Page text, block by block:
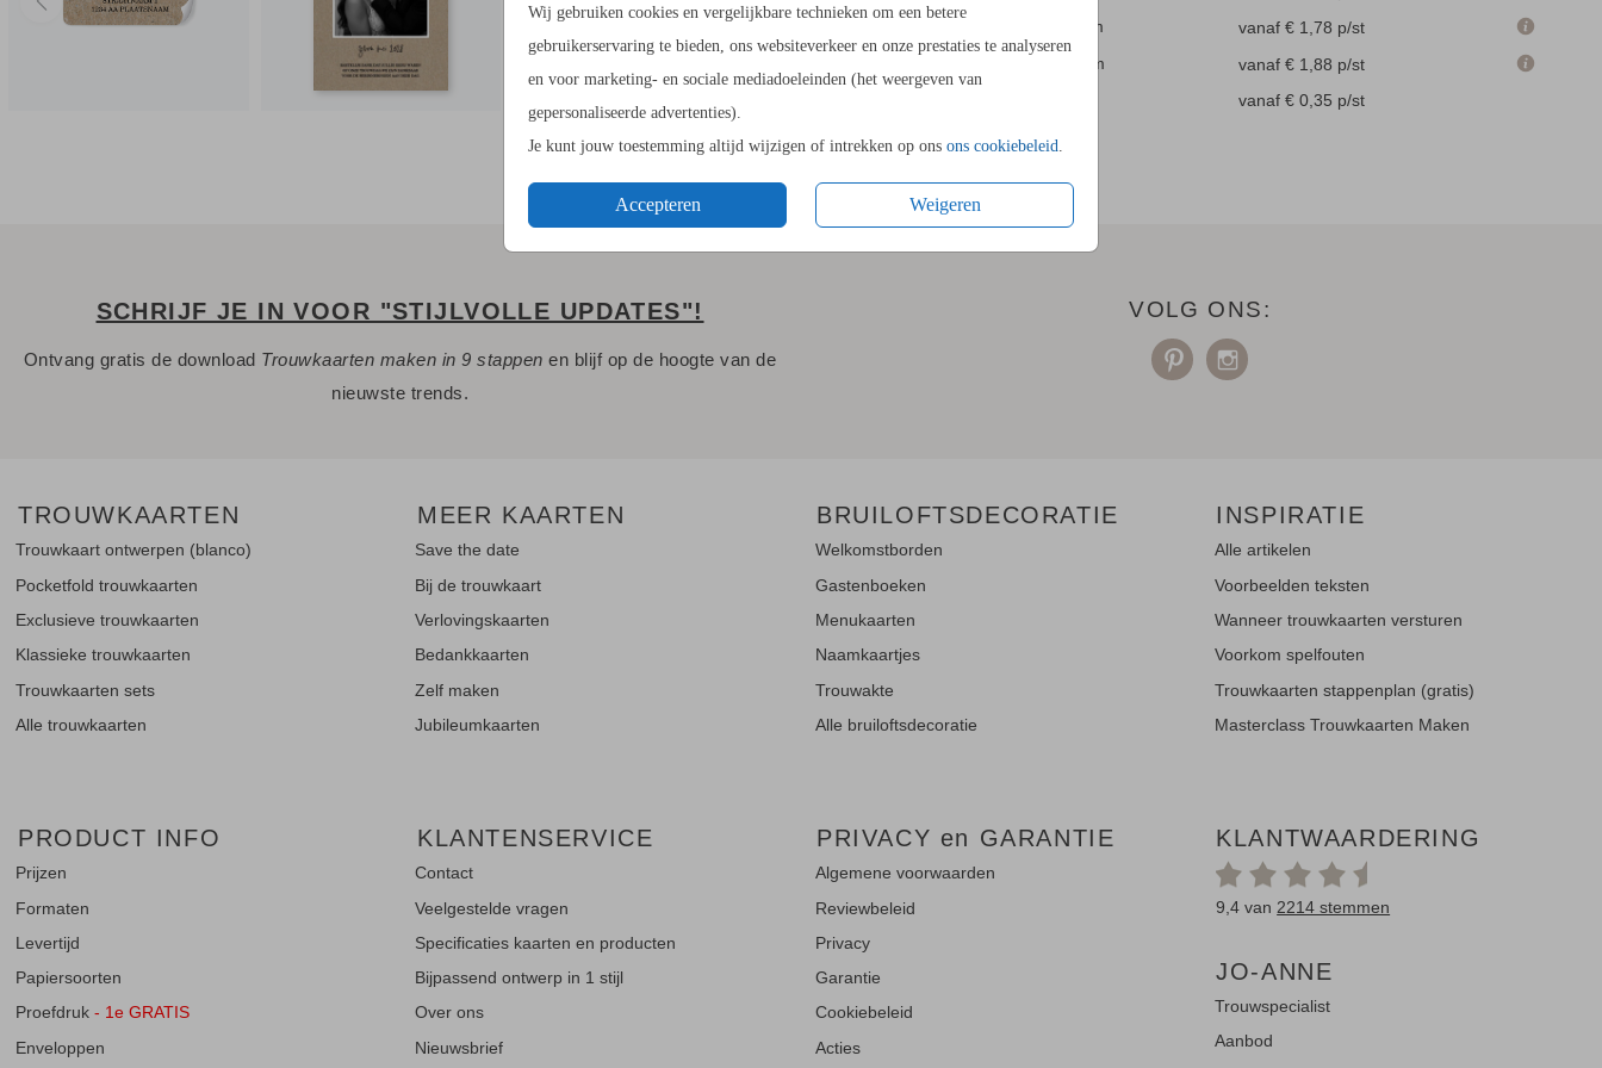
Wij gebruiken cookies en vergelijkbare technieken om een betere
gebruikerservaring te bieden, ons websiteverkeer en onze prestaties te analyseren
en voor marketing- en sociale mediadoeleinden (het weergeven van
gepersonaliseerde advertenties).
Je kunt jouw toestemming altijd wijzigen of intrekken op ons ons cookiebeleid
Accepteren Weigeren
11.4 × 17.1 cm
vanaf € 1,78 p/st
14.4 × 21.6 cm
vanaf € 1,88 p/st
vanaf € 0,35 p/st
SCHRIJF JE IN VOOR "STIJLVOLLE UPDATES"!
Ontvang gratis de download Trouwkaarten maken in 9 stappen en blijf op de hoogte van de
nieuwste trends.
VOLG ONS:
TROUWKAARTEN
Trouwkaart ontwerpen (blanco)
Pocketfold trouwkaarten
Exclusieve trouwkaarten
Klassieke trouwkaarten
Trouwkaarten sets
Alle trouwkaarten
MEER KAARTEN
Save the date
Bij de trouwkaart
Verlovingskaarten
Bedankkaarten
Zelf maken
Jubileumkaarten
BRUILOFTSDECORATIE
Welkomstborden
Gastenboeken
Menukaarten
Naamkaartjes
Trouwakte
Alle bruiloftsdecoratie
INSPIRATIE
Alle artikelen
Voorbeelden teksten
Wanneer trouwkaarten versturen
Voorkom spelfouten
Trouwkaarten stappenplan (gratis)
Masterclass Trouwkaarten Maken
PRODUCT INFO
Prijzen
Formaten
Levertijd
Papiersoorten
Proefdruk- 1e GRATIS
Enveloppen
KLANTENSERVICE
Contact
Veelgestelde vragen
Specificaties kaarten en producten
Bijpassend ontwerp in 1 stijl
Over ons
Nieuwsbrief
PRIVACY en GARANTIE
Algemene voorwaarden
Reviewbeleid
Privacy
Garantie
Cookiebeleid
Acties
KLANTWAARDERING
9,4 van 2214 stemmen
JO-ANNE
Trouwspecialist
Aanbod